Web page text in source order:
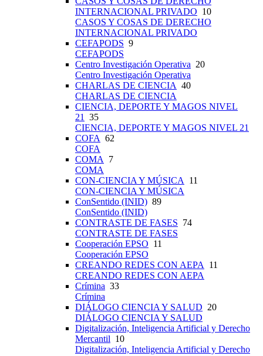
INTERNACIONAL PRIVADO 10
CASOS Y COSAS DE DERECHO
INTERNACIONAL PRIVADO
CEFAPODS 9
CEFAPODS
Centro Investigación Operativa 20
Centro Investigación Operativa
CHARLAS DE CIENCIA 40
CHARLAS DE CIENCIA
CIENCIA, DEPORTE Y MAGOS NIVEL
21 35
CIENCIA, DEPORTE Y MAGOS NIVEL 21
COFA 62
COFA
COMA 7
COMA
CON-CIENCIA Y MÚSICA 11
CON-CIENCIA Y MÚSICA
ConSentido (INID) 89
ConSentido (INID)
CONTRASTE DE FASES 74
CONTRASTE DE FASES
Cooperación EPSO 11
Cooperación EPSO
CREANDO REDES CON AEPA 11
CREANDO REDES CON AEPA
Crímina 33
Crímina
DIÁLOGO CIENCIA Y SALUD 20
DIÁLOGO CIENCIA Y SALUD
Digitalización, Inteligencia Artificial y Derecho
Mercantil 10
Digitalización, Inteligencia Artificial y Derecho